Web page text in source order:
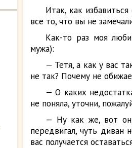
Итак, как
все то, что вы не
Как-то раз моя
мужа):
— Тетя, а как у вас
не так? Почему не
— О каких
не поняла, уточни,
— Ну как же, вот он
передвигал, чуть диван
вас получается